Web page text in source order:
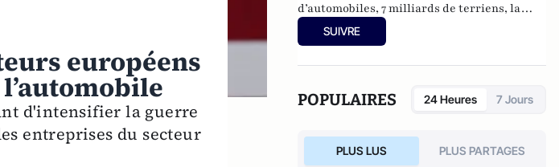
européens
d'intensifier la guerre
entreprises du secteur
d’automobiles, 7 milliards de terriens, la
cohabitation est-elle possible ?
SUIVRE
POPULAIRES 24 Heures 7 Jours
PLUS LUS PLUS PARTAGES